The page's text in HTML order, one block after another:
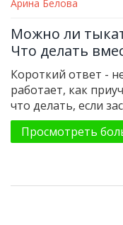
Арина Белова
Можно ли
Что делать
Короткий ответ -
работает, как
что делать, если
лужи.
Просмотреть